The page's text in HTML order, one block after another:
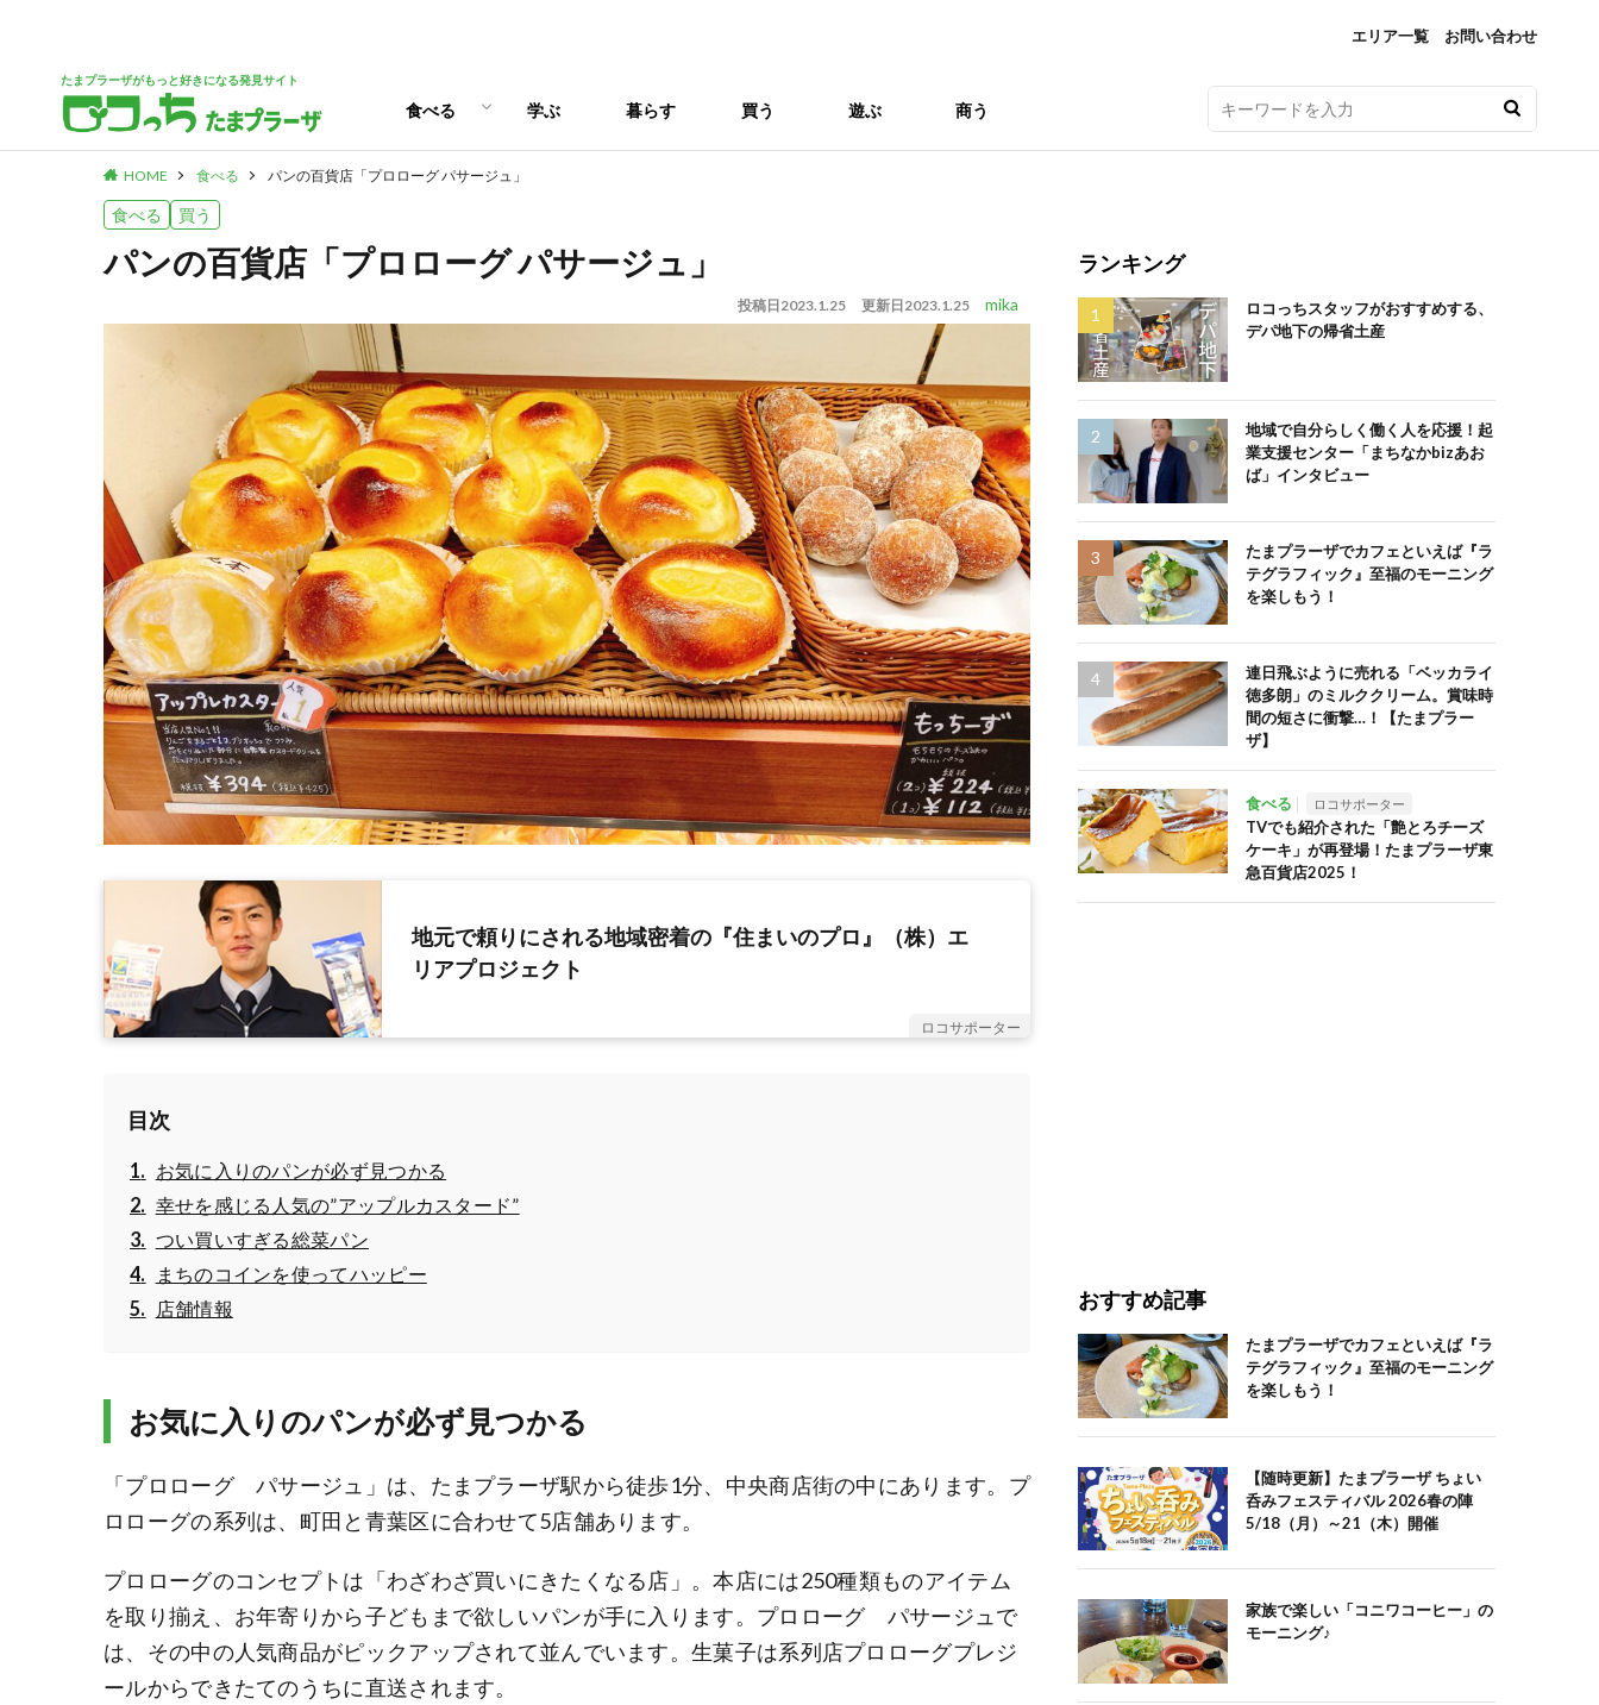
エリア一覧 お問い合わせ
たまプラーザがもっと好きになる発見サイト
食べる
パン
スイーツ
ランチ
カフェ
学ぶ 暮らす 買う 遊ぶ 商う
HOME 食べる パンの百貨店「プロローグ パサージュ」
食べる 買う
パンの百貨店「プロローグ パサージュ」
投稿日2023.1.25 更新日2023.1.25 mika
地元で頼りにされる地域密着の『住まいのプロ』（株）エ
リアプロジェクト
ロコサポーター
目次
お気に入りのパンが必ず見つかる
幸せを感じる人気の”アップルカスタード”
つい買いすぎる総菜パン
まちのコインを使ってハッピー
店舗情報
お気に入りのパンが必ず見つかる
「プロローグ パサージュ」は、たまプラーザ駅から徒歩1分、中央商店街の中にあります。プ
ロローグの系列は、町田と青葉区に合わせて5店舗あります。
プロローグのコンセプトは「わざわざ買いにきたくなる店」。本店には250種類ものアイテム
を取り揃え、お年寄りから子どもまで欲しいパンが手に入ります。プロローグ パサージュで
は、その中の人気商品がピックアップされて並んでいます。生菓子は系列店プロローグプレジ
ールからできたてのうちに直送されます。
ランキング
ロコっちスタッフがおすすめする、
デパ地下の帰省土産
地域で自分らしく働く人を応援！起
業支援センター「まちなかbizあお
ば」インタビュー
たまプラーザでカフェといえば『ラ
テグラフィック』至福のモーニング
を楽しもう！
連日飛ぶように売れる「ベッカライ
徳多朗」のミルククリーム。賞味時
間の短さに衝撃…！【たまプラー
ザ】
食べる ロコサポーター
TVでも紹介された「艶とろチーズ
ケーキ」が再登場！たまプラーザ東
急百貨店2025！
おすすめ記事
たまプラーザでカフェといえば『ラ
テグラフィック』至福のモーニング
を楽しもう！
【随時更新】たまプラーザ ちょい
呑みフェスティバル 2026春の陣
5/18（月）～21（木）開催
家族で楽しい「コニワコーヒー」の
モーニング♪